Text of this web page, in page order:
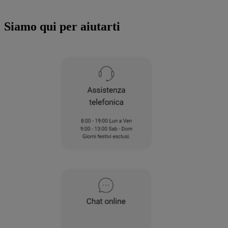
Siamo qui per aiutarti
condivisione dei tuoi dati con terze parti
per tali finalità. Accedendo alla sezione
specifico le tue preferenze.